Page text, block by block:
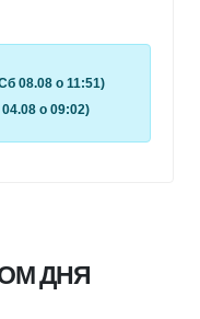
08.08 о 11:51)
о 09:02)
ДНЯ